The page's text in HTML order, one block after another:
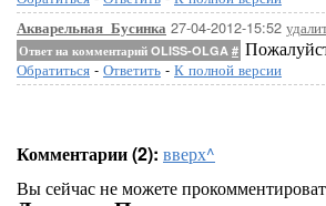
Акварельная_Бусинка 27-04-2012-15:52
Ответ на комментарий OLISS-OLGA #
Обратиться - Ответить - К полной версии
Комментарии (2): вверх^
Вы сейчас не можете